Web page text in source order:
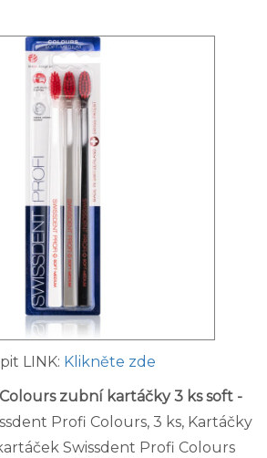
LINK: Klikněte zde
zubní kartáčky 3 ks soft -
Profi Colours, 3 ks, Kartáčky
Swissdent Profi Colours